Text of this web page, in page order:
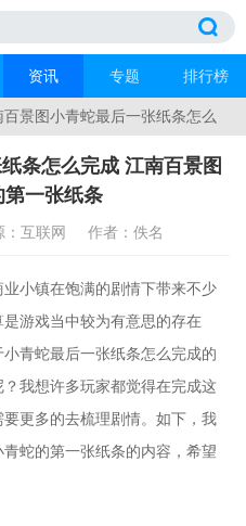
资讯 专题 排行榜
百景图小青蛇最后一张纸条怎么
条怎么完成 江南百景图
一张纸条
：互联网 作者：佚名
小镇在饱满的剧情下带来不少
游戏当中较为有意思的存在
青蛇最后一张纸条怎么完成的
我想许多玩家都觉得在完成这
更多的去梳理剧情。如下，我
蛇的第一张纸条的内容，希望